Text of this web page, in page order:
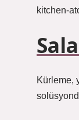
kitchen-
Kürleme,